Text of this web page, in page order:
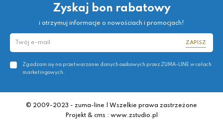
Zyskaj bon rabatowy
i otrzymuj informacje o nowościach i promocjach!
ZAPISZ
Zgadzam się na przetwarzanie danych osobowych przez ZUMA-LINE w celach
marketingowych.
© 2009-2023 - zuma-line | Wszelkie prawa zastrzeżone
Projekt & cms : www.zstudio.pl